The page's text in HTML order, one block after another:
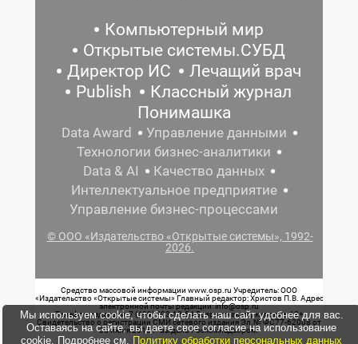
Компьютерный мир
Открытые системы.СУБД
Директор ИС
Лечащий врач
Publish
Классный журнал
Понимашка
Data Award
Управление данными
Технологии бизнес-аналитики
Data & AI
Качество данных
Интеллектуальное предприятие
Управление бизнес-процессами
© ООО «Издательство «Открытые системы», 1992-
2026.
Средство массовой информации www.osp.ru Учредитель: ООО
«Издательство «Открытые системы» Главный редактор: Христов П.В. Адрес
электронной почты редакции: info@osp.ru
Телефон редакции: 7 (499) 703-18-54 Возрастная маркировка: 12+
Свидетельство о регистрации СМИ сетевого издания Эл.№ ФС77-62008 от
05 июня 2015 г. выдано Роскомнадзором.
Мы используем cookie, чтобы сделать наш сайт удобнее для вас.
Оставаясь на сайте, вы даете свое согласие на использование
cookie. Подробнее см. Политику обработки персональных данных